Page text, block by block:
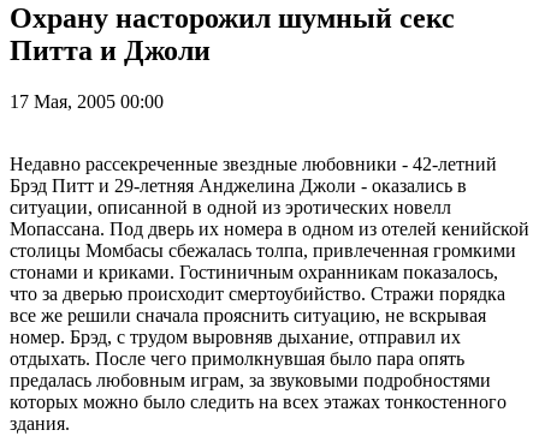
Охрану насторожил шумный секс
Питта и Джоли
17 Мая, 2005 00:00
Недавно рассекреченные звездные любовники - 42-летний
Брэд Питт и 29-летняя Анджелина Джоли - оказались в
ситуации, описанной в одной из эротических новелл
Мопассана. Под дверь их номера в одном из отелей кенийской
столицы Момбасы сбежалась толпа, привлеченная громкими
стонами и криками. Гостиничным охранникам показалось,
что за дверью происходит смертоубийство. Стражи порядка
все же решили сначала прояснить ситуацию, не вскрывая
номер. Брэд, с трудом выровняв дыхание, отправил их
отдыхать. После чего примолкнувшая было пара опять
предалась любовным играм, за звуковыми подробностями
которых можно было следить на всех этажах тонкостенного
здания.